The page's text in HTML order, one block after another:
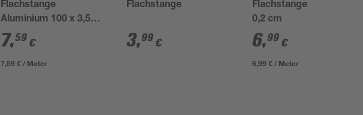
Flachstange
Aluminium 100 x 3,55
x 0,3 cm
7,59 €
7,59 € / Meter
Flachstange
3,99 €
Flachstange 100 x 3 x
0,2 cm
6,99 €
6,99 € / Meter